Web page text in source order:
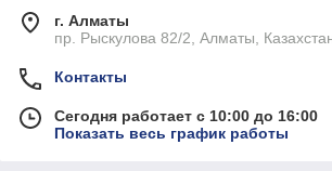
г. Алматы
пр. Рыскулова 82/2, Алматы,
Контакты
Сегодня работает с 10:00 до 16:00
Показать весь график работы